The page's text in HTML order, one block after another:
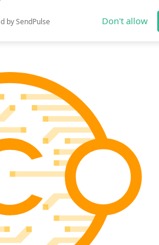
Allow coinsider.com to send web push
notifications to your desktop.